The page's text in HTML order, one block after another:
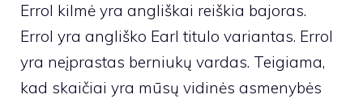
Errol kilmė yra angliškai reiškia bajoras.
Errol yra angliško Earl titulo variantas. Errol
yra neįprastas berniukų vardas. Teigiama,
kad skaičiai yra mūsų vidinės asmenybės